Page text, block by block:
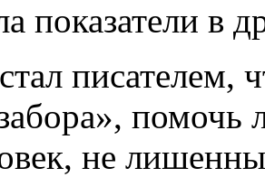
показатели в
писателем,
помочь
не